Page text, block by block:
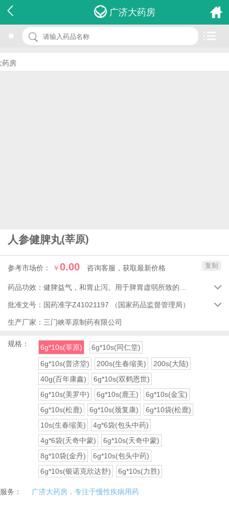
广济大药房
人参健脾丸(莘原)
参考市场价： ￥0.00 咨询客服，获取最新价格
名 称：人参健脾丸
品 牌：(莘原)
复制
药品功效： 
批准文号： 国药准字Z41021197 （国家药品监督管理局） 
生产厂家： 三门峡莘原制药有限公司
规格： 6g*10s(莘原)
6g*10s(同仁堂)
6g*10s(普济堂)
200s(生春缩美)
200s(大陆)
40g(百年康鑫)
6g*10s(双鹤恩世)
6g*10s(美罗中)
6g*10s(鹿王)
6g*10s(金宝)
6g*10s(松鹿)
6g*10s(颈复康)
6g*10袋(松鹿)
10s(生春缩美)
4g*6袋(包头中药)
4g*6袋(天奇中蒙)
6g*10s(天奇中蒙)
8g*10袋(金丹)
6g*10s(包头中药)
6g*10s(银诺克欣达舒)
6g*10s(力胜)
服务： 广济大药房，专注于慢性疾病用药